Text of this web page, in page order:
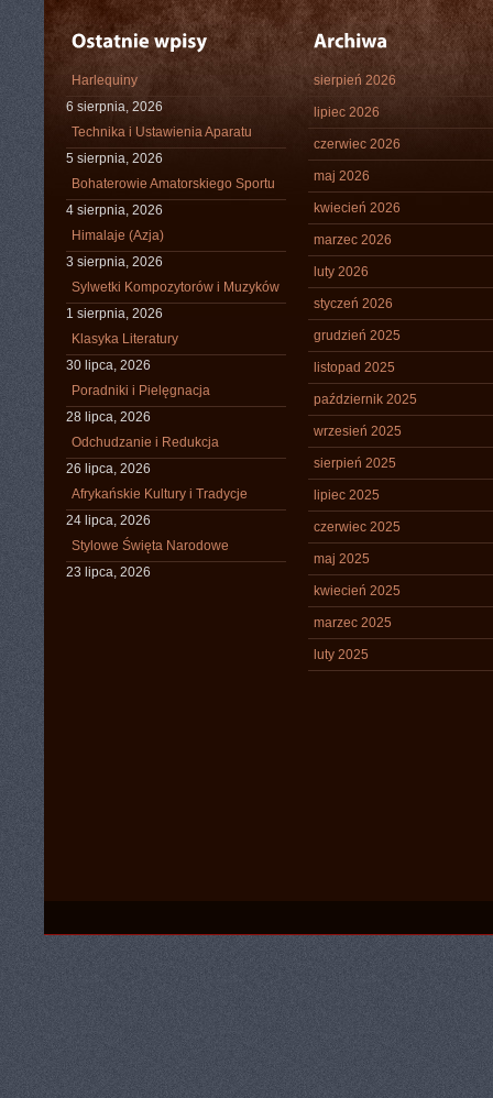
Harlequiny
6 sierpnia, 2026
Technika i Ustawienia Aparatu
5 sierpnia, 2026
Bohaterowie Amatorskiego Sportu
4 sierpnia, 2026
Himalaje (Azja)
3 sierpnia, 2026
Sylwetki Kompozytorów i Muzyków
1 sierpnia, 2026
Klasyka Literatury
30 lipca, 2026
Poradniki i Pielęgnacja
28 lipca, 2026
Odchudzanie i Redukcja
26 lipca, 2026
Afrykańskie Kultury i Tradycje
24 lipca, 2026
Stylowe Święta Narodowe
23 lipca, 2026
sierpień 2026
lipiec 2026
czerwiec 2026
maj 2026
kwiecień 2026
marzec 2026
luty 2026
styczeń 2026
grudzień 2025
listopad 2025
październik 2025
wrzesień 2025
sierpień 2025
lipiec 2025
czerwiec 2025
maj 2025
kwiecień 2025
marzec 2025
luty 2025